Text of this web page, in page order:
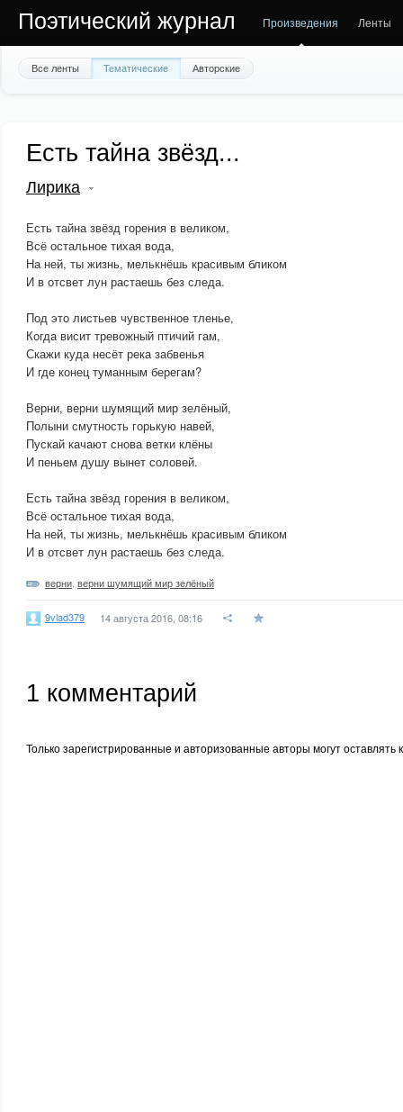
Поэтический журнал Произведения Ленты
Все ленты Тематические Авторские
Есть тайна звёзд...
Лирика
Есть тайна звёзд горения в великом,
Всё остальное тихая вода,
На ней, ты жизнь, мелькнёшь красивым бликом
И в отсвет лун растаешь без следа.
Под это листьев чувственное тленье,
Когда висит тревожный птичий гам,
Скажи куда несёт река забвенья
И где конец туманным берегам?
Верни, верни шумящий мир зелёный,
Полыни смутность горькую навей,
Пускай качают снова ветки клёны
И пеньем душу вынет соловей.
Есть тайна звёзд горения в великом,
Всё остальное тихая вода,
На ней, ты жизнь, мелькнёшь красивым бликом
И в отсвет лун растаешь без следа.
верни верни шумящий мир зелёный
9vlad379 14 августа 2016, 08:16
1 комментарий
Только зарегистрированные и авторизованные авторы могут оставлять